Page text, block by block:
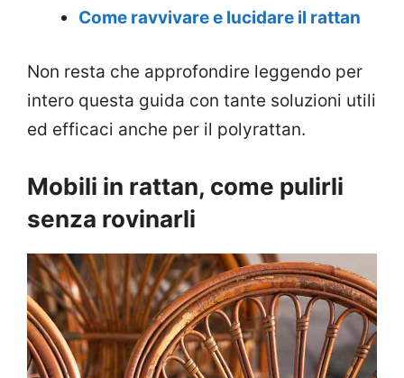
Come ravvivare e lucidare il rattan
Non resta che approfondire leggendo per
intero questa guida con tante soluzioni utili
ed efficaci anche per il polyrattan.
Mobili in rattan, come pulirli
senza rovinarli